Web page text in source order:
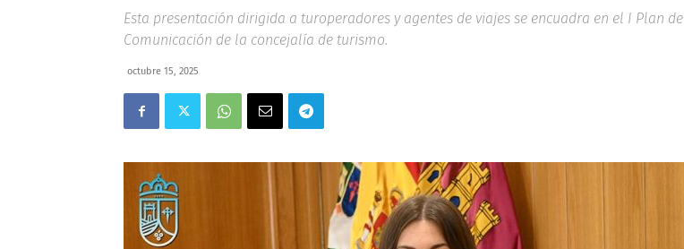
Esta presentación dirigida a turoperadores y agentes de viajes se encuadra en el I Plan de
Comunicación de la concejalía de turismo.
octubre 15, 2025